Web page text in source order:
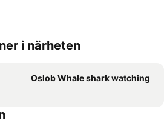
i närheten
Oslob Whale shark watching